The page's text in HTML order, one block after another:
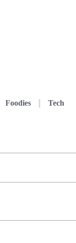
Foodies Tech